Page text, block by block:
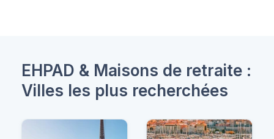
EHPAD & Maisons de retraite :
Villes les plus recherchées